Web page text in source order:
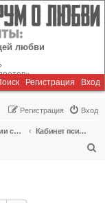
любви
Регистрация Вход
Вход
Регистрация
Консультации специалистов
Кабинет психолога